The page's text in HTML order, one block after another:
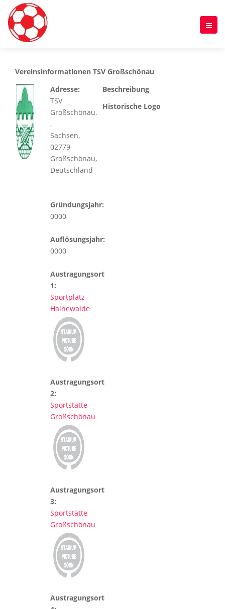
Vereinsinformationen TSV Großschönau
Adresse:
TSV
Großschönau,
,
Sachsen,
02779
Großschönau,
Deutschland
Gründungsjahr:
0000
Auflösungsjahr:
0000
Austragungsort
1:
Sportplatz
Hainewalde
Austragungsort
2:
Sportstätte
Großschönau
Austragungsort
3:
Sportstätte
Großschönau
Austragungsort
Beschreibung
Historische Logo